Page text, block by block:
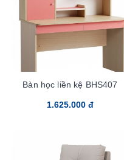
Bàn học liền kệ BHS407
1.625.000 đ